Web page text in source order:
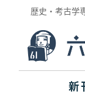
歴史・考古学
新